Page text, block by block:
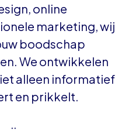
online
marketing, wij
boodschap
We ontwikkelen
alleen informatief
en prikkelt.